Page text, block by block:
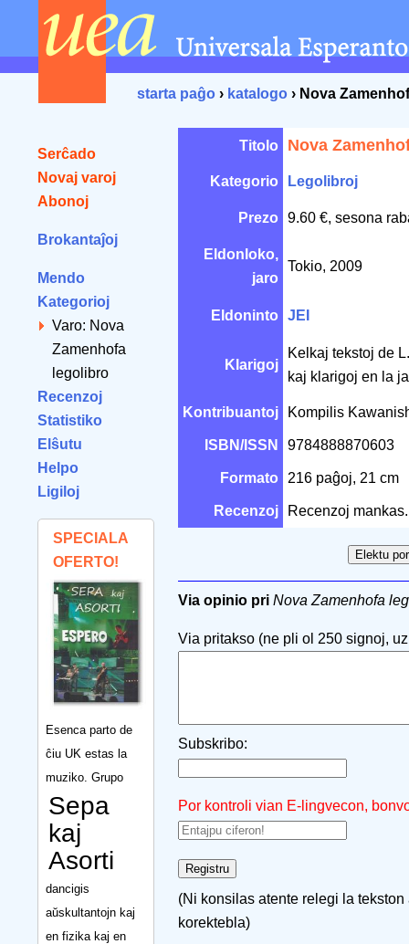
starta paĝo › katalogo › Nova
Serĉado
Novaj varoj
Abonoj
Brokantaĵoj
Mendo
Kategorioj
Varo: Nova
Zamenhofa
legolibro
Recenzoj
Statistiko
Elŝutu
Helpo
Ligiloj
SPECIALA
OFERTO!
Esenca parto de
ĉiu UK estas la
muziko. Grupo
Sepa
kaj
Asorti
dancigis
aŭskultantojn kaj
en fizika kaj en
Titolo Nova
Kategorio Legolibroj
Prezo 9.60 €, sesona
Eldonloko,
jaro
Tokio, 2009
Eldoninto JEI
Klarigoj
Kelkaj tekstoj de
kaj klarigoj en la
Kontribuantoj Kompilis
ISBN/ISSN 9784888870603
Formato 216 paĝoj, 21 cm
Recenzoj Recenzoj mankas.
Via opinio pri Nova Zamenhofa
Via pritakso (ne pli ol 250 signoj,
Subskribo:
Por kontroli vian E-lingvecon,
(Ni konsilas atente relegi la
korektebla)